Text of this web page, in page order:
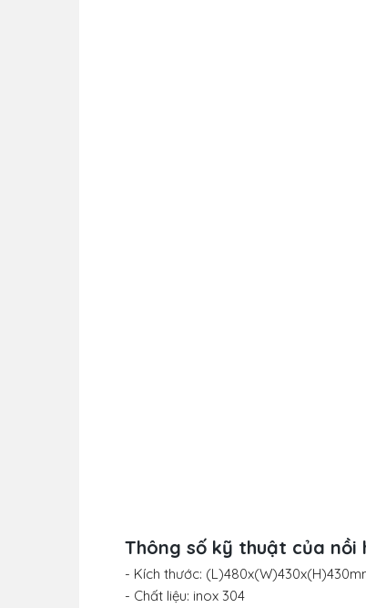
Thông số kỹ thuật của nồi
- Kích thước:
- Chất liệu: inox 304